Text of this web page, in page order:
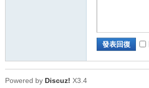
發表回復
Powered by Discuz! X3.4